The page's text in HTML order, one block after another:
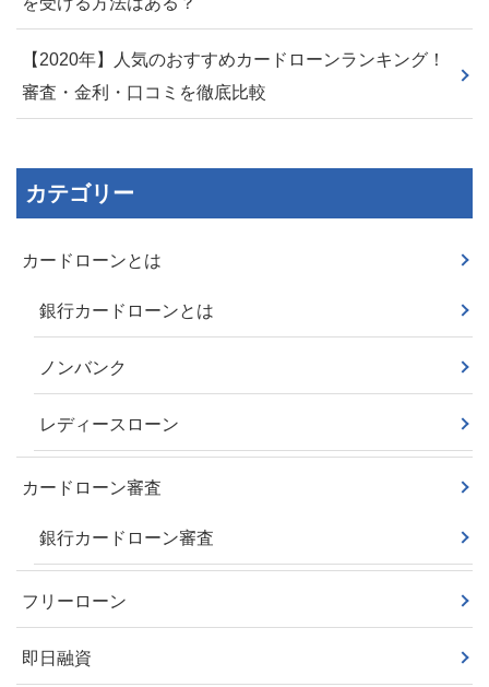
【2020年】人気のおすすめカードローンランキング！
審査・金利・口コミを徹底比較
カテゴリー
カードローンとは
銀行カードローンとは
ノンバンク
レディースローン
カードローン審査
銀行カードローン審査
フリーローン
即日融資